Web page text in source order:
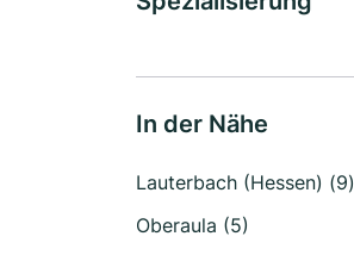
In der Nähe
Lauterbach (Hessen) (9)
Oberaula (5)